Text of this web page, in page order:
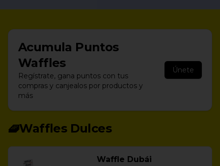
Acumula Puntos
Waffles
Regístrate, gana puntos con tus
compras y canjealos por productos y
más
Únete
🧇Waffles Dulces
Waffle Dubái